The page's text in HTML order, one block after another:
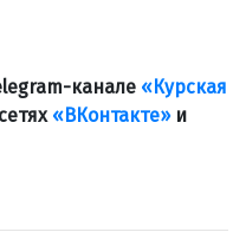
канале «Курская
«ВКонтакте»и